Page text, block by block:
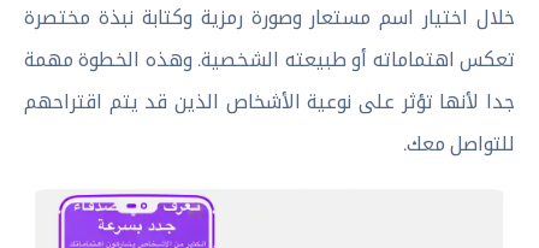
خلال اختيار اسم مستعار وصورة رمزية وكتابة نبذة مختصرة
تعكس اهتماماته أو طبيعته الشخصية. وهذه الخطوة مهمة
جدا لأنها تؤثر على نوعية الأشخاص الذين قد يتم اقتراحهم
للتواصل معك.